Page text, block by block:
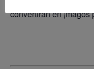
convertirán en ¡magos